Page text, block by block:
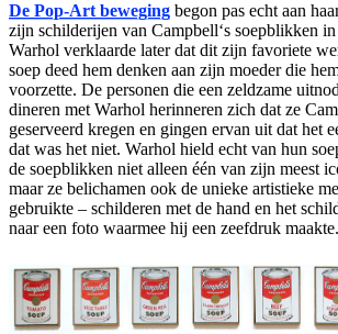
De Pop-Art beweging begon pas echt aan
zijn schilderijen van Campbell‘s soepblikken
Warhol verklaarde later dat dit zijn favoriete
soep deed hem denken aan zijn moeder die
voorzette. De personen die een zeldzame
dineren met Warhol herinneren zich dat ze
geserveerd kregen en gingen ervan uit dat het
dat was het niet. Warhol hield echt van hun
de soepblikken niet alleen één van zijn meest
maar ze belichamen ook de unieke artistieke
gebruikte – schilderen met de hand en het
naar een foto waarmee hij een zeefdruk maakte.